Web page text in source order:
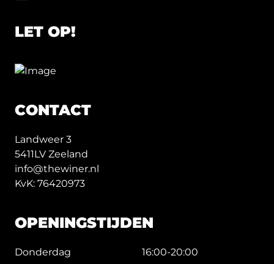
LET OP!
CONTACT
Landweer 3
5411LV Zeeland
info@thewiner.nl
KvK: 76420973
OPENINGSTIJDEN
Donderdag 16:00-20:00